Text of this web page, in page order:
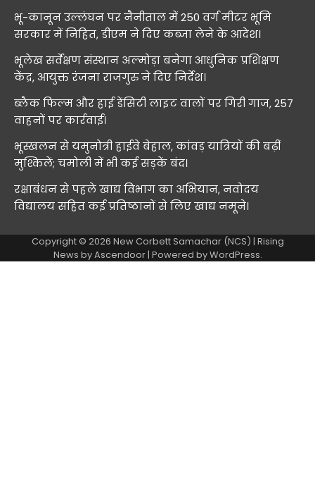
भू-कानून उल्लंघन पर नैनीताल में 250 वर्ग मीटर भूमि
सरकार में निहित, डीएम ने दिए कब्जा लेने के आदेश।
भूलेख सर्वेक्षण संस्थान अल्मोड़ा बनेगा आधुनिक प्रशिक्षण
केंद्र, आयुक्त रंजना राजगुरु ने दिए निर्देश।
ब्लैक फिल्म और हाई डेंसिटी लाइट वालों पर गिरी गाज, 257
वाहनों पर कार्रवाई।
भूस्खलन से यमुनोत्री हाईवे बेहाल, कांवड़ यात्रियों की बढ़ीं
मुश्किलें; चमोली में भी कई सड़कें बंद।
रक्षाबंधन से पहले खाद्य विभाग का अभियान, नवोदय
विद्यालय सहित कई प्रतिष्ठानों से लिए खाद्य नमूने।
Copyright © 2026 New Corbett Samachar (NCS) | Rising
News byAscendoor| Powered byWordPress.